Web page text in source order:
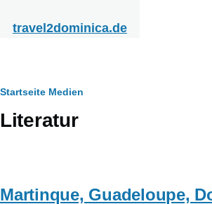
travel2dominica.de
Pfadnavigation
Startseite Medien
Literatur
Martinque, Guadeloupe,